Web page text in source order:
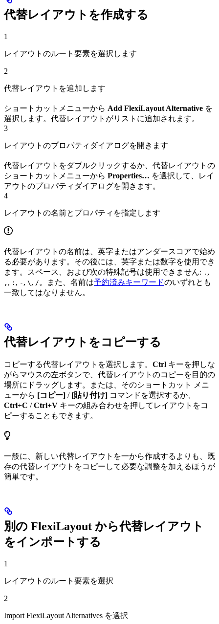
代替レイアウトを作成する
1
レイアウトのルート要素を選択します
2
代替レイアウトを追加します
ショートカットメニューから Add FlexiLayout Alternative を
選択します。代替レイアウトがリストに追加されます。
3
レイアウトのプロパティダイアログを開きます
代替レイアウトをダブルクリックするか、代替レイアウトの
ショートカットメニューから Properties… を選択して、レイ
アウトのプロパティダイアログを開きます。
4
レイアウトの名前とプロパティを指定します
代替レイアウトの名前は、英字またはアンダースコアで始め
る必要があります。その後には、英字または数字を使用でき
ます。スペース、および次の特殊記号は使用できません: . ,
, , : , - , \ , / 。また、名前は予約済みキーワードのいずれとも
一致してはなりません。
代替レイアウトをコピーする
コピーする代替レイアウトを選択します。 Ctrl キーを押しな
がらマウスの左ボタンで、代替レイアウトのコピーを目的の
場所にドラッグします。または、そのショートカット メニ
ューから [コピー] / [貼り付け] コマンドを選択するか、
Ctrl+C /Ctrl+V キーの組み合わせを押してレイアウトをコ
ピーすることもできます。
一般に、新しい代替レイアウトを一から作成するよりも、既
存の代替レイアウトをコピーして必要な調整を加えるほうが
簡単です。
別の FlexiLayout から代替レイアウト
をインポートする
1
レイアウトのルート要素を選択
2
Import FlexiLayout Alternatives を選択